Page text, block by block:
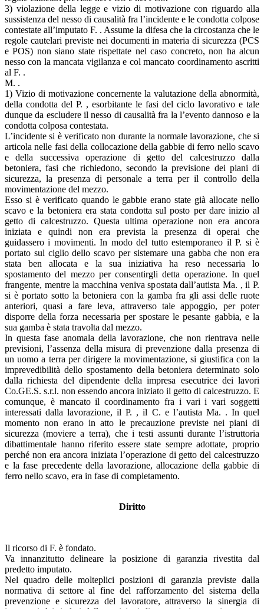
3) violazione della legge e vizio di motivazione con riguardo alla
sussistenza del nesso di causalità fra l’incidente e le condotta colpose
contestate all’imputato F. . Assume la difesa che la circostanza che le
regole cautelari previste nei documenti in materia di sicurezza (PCS
e POS) non siano state rispettate nel caso concreto, non ha alcun
nesso con la mancata vigilanza e col mancato coordinamento ascritti
al F. .
M. .
1) Vizio di motivazione concernente la valutazione della abnormità,
della condotta del P. , esorbitante le fasi del ciclo lavorativo e tale
dunque da escludere il nesso di causalità fra la l’evento dannoso e la
condotta colposa contestata.
L’incidente si è verificato non durante la normale lavorazione, che si
articola nelle fasi della collocazione della gabbie di ferro nello scavo
e della successiva operazione di getto del calcestruzzo dalla
betoniera, fasi che richiedono, secondo la previsione dei piani di
sicurezza, la presenza di personale a terra per il controllo della
movimentazione del mezzo.
Esso si è verificato quando le gabbie erano state già allocate nello
scavo e la betoniera era stata condotta sul posto per dare inizio al
getto di calcestruzzo. Questa ultima operazione non era ancora
iniziata e quindi non era prevista la presenza di operai che
guidassero i movimenti. In modo del tutto estemporaneo il P. si è
portato sul ciglio dello scavo per sistemare una gabba che non era
stata ben allocata e la sua iniziativa ha reso necessaria lo
spostamento del mezzo per consentirgli detta operazione. In quel
frangente, mentre la macchina veniva spostata dall’autista Ma. , il P.
si è portato sotto la betoniera con la gamba fra gli assi delle ruote
anteriori, quasi a fare leva, attraverso tale appoggio, per poter
disporre della forza necessaria per spostare le pesante gabbia, e la
sua gamba è stata travolta dal mezzo.
In questa fase anomala della lavorazione, che non rientrava nelle
previsioni, l’assenza della misura di prevenzione dalla presenza di
un uomo a terra per dirigere la movimentazione, si giustifica con la
imprevedibilità dello spostamento della betoniera determinato solo
dalla richiesta del dipendente della impresa esecutrice dei lavori
Co.GE.S. s.r.l. non essendo ancora iniziato il getto di calcestruzzo. E
comunque, è mancato il coordinamento fra i vari i vari soggetti
interessati dalla lavorazione, il P. , il C. e l’autista Ma. . In quel
momento non erano in atto le precauzione previste nei piani di
sicurezza (moviere a terra), che i testi assunti durante l’istruttoria
dibattimentale hanno riferito essere state sempre adottate, proprio
perché non era ancora iniziata l’operazione di getto del calcestruzzo
e la fase precedente della lavorazione, allocazione della gabbie di
ferro nello scavo, era in fase di completamento.
Diritto
Il ricorso di F. è fondato.
Va innanzitutto delineare la posizione di garanzia rivestita dal
predetto imputato.
Nel quadro delle molteplici posizioni di garanzia previste dalla
normativa di settore al fine del rafforzamento del sistema della
prevenzione e sicurezza del lavoratore, attraverso la sinergia di